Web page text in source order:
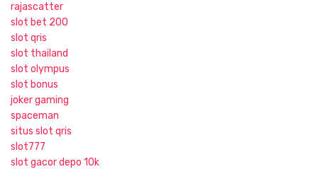
rajascatter
slot bet 200
slot qris
slot thailand
slot olympus
slot bonus
joker gaming
spaceman
situs slot qris
slot777
slot gacor depo 10k